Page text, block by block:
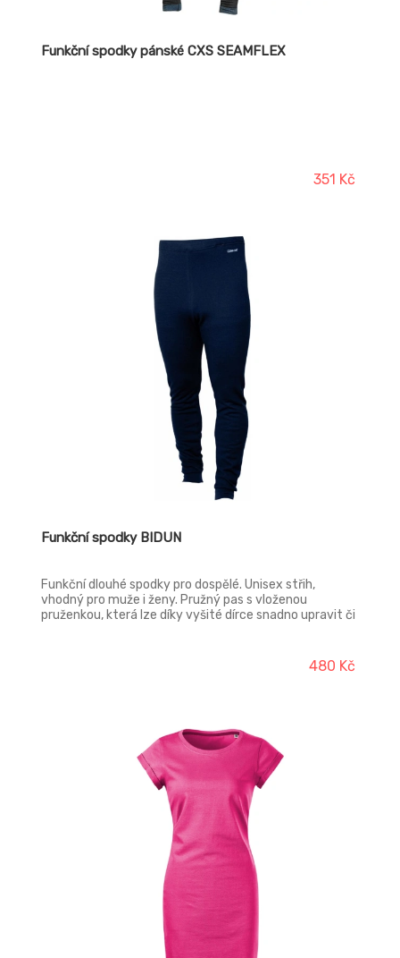
Funkční spodky pánské CXS SEAMFLEX
351 Kč
Funkční spodky BIDUN
Funkční dlouhé spodky pro dospělé. Unisex střih,
vhodný pro muže i ženy. Pružný pas s vloženou
pruženkou, která lze díky vyšité dírce snadno upravit či
chladnějším období. Polypropylenová klička, přiléhající k
pokožce, výborně odvádí pot do bavlněné vrstvy, odkud
480 Kč